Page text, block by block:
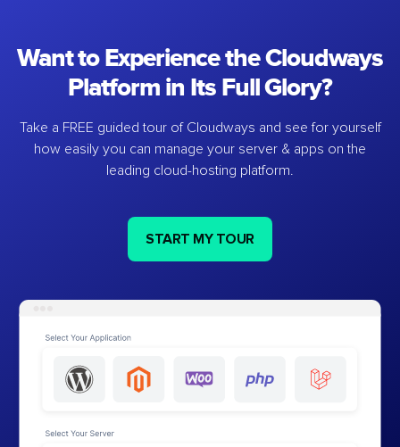
Want to Experience the Cloudways
Platform in Its Full Glory?
Take a FREE guided tour of Cloudways and see for yourself
how easily you can manage your server & apps on the
leading cloud-hosting platform.
START MY TOUR